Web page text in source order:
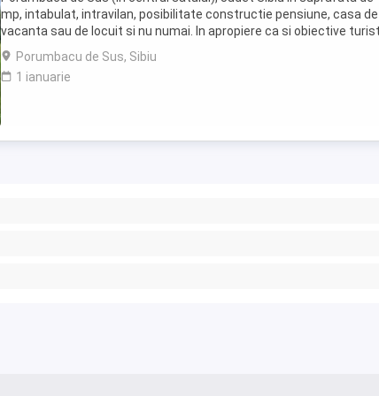
mp, intabulat, intravilan, posibilitate constructie pensiune, casa de
vacanta sau de locuit si nu numai. In apropiere ca si obiective
regasim: Dealul Verde, Castelul ...
Porumbacu de Sus, Sibiu
1 ianuarie